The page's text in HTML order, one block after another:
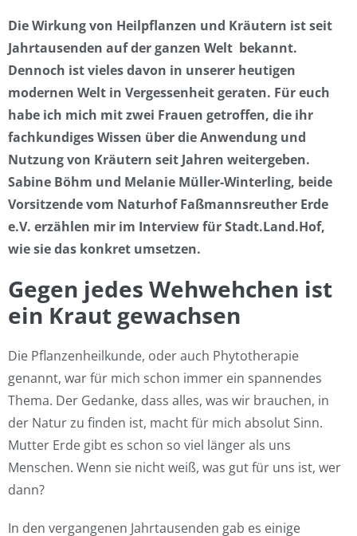
Die Wirkung von Heilpflanzen und Kräutern ist seit
Jahrtausenden auf der ganzen Welt bekannt.
Dennoch ist vieles davon in unserer heutigen
modernen Welt in Vergessenheit geraten. Für euch
habe ich mich mit zwei Frauen getroffen, die ihr
fachkundiges Wissen über die Anwendung und
Nutzung von Kräutern seit Jahren weitergeben.
Sabine Böhm und Melanie Müller-Winterling, beide
Vorsitzende vom Naturhof Faßmannsreuther Erde
e.V. erzählen mir im Interview für Stadt.Land.Hof,
wie sie das konkret umsetzen.
Gegen jedes Wehwehchen ist
ein Kraut gewachsen
Die Pflanzenheilkunde, oder auch Phytotherapie
genannt, war für mich schon immer ein spannendes
Thema. Der Gedanke, dass alles, was wir brauchen, in
der Natur zu finden ist, macht für mich absolut Sinn.
Mutter Erde gibt es schon so viel länger als uns
Menschen. Wenn sie nicht weiß, was gut für uns ist, wer
dann?
In den vergangenen Jahrtausenden gab es einige